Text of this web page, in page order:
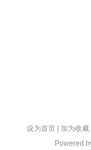
设为首页 加为收藏
Powered